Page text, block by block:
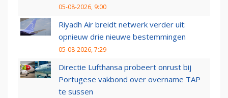
05-08-2026, 9:00
Riyadh Air breidt netwerk verder uit:
opnieuw drie nieuwe bestemmingen
05-08-2026, 7:29
Directie Lufthansa probeert onrust bij
Portugese vakbond over overname TAP
te sussen